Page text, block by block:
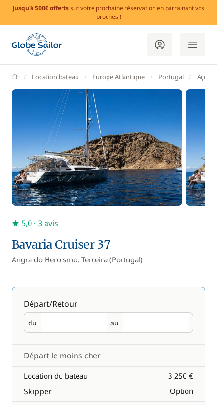
Jusqu'à 500€ offertssur votre prochaine réservation en parrainant vos
proches !
GlobeSailor
Location bateau Europe Atlantique Portugal Açores
Bavaria Cruiser 37
Angra do Heroismo, Terceira (Portugal)
5,0 · 3 avis
Départ/Retour
du
Départ au
Retour
Départ le moins cher
Location du bateau 3 250 €
Skipper Option